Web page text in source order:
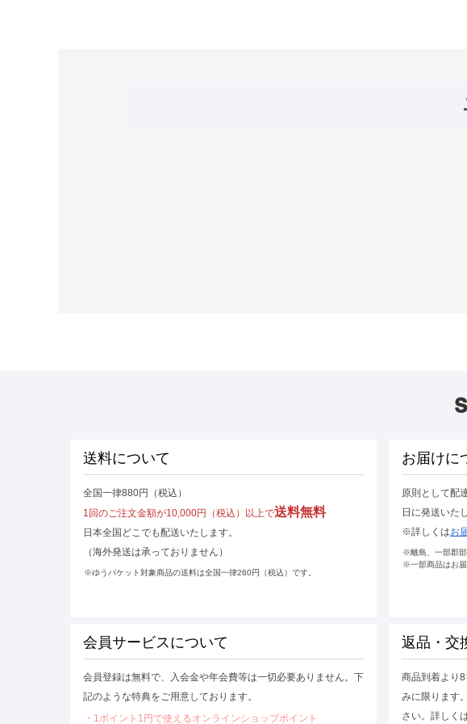
送料について
全国一律880円（税込）
1回のご注文金額が10,000円（税込）以上で送料無料
日本全国どこでも配送いたします。
（海外発送は承っておりません）
※ゆうパケット対象商品の送料は全国一律260円（税込）です。
お届けに
原則として配
日に発送いた
※詳しくはお
※離島、一部郡部
※一部商品はお届
会員サービスについて
会員登録は無料で、入会金や年会費等は一切必要ありません。下
記のような特典をご用意しております。
・1ポイント1円で使えるオンラインショップポイント
返品・交
商品到着より
みに限ります
さい。詳しく